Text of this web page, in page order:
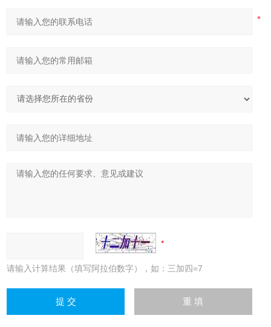
请输入计算结果（填写阿拉伯数字），如：三加四=7